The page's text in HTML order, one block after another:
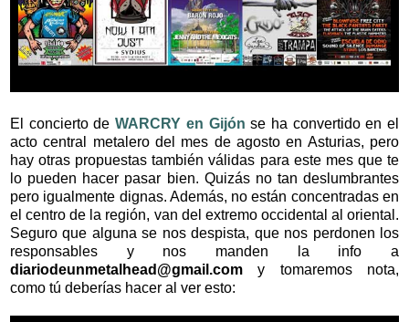
El concierto deWARCRY en Gijón se ha convertido en el
acto central metalero del mes de agosto en Asturias, pero
hay otras propuestas también válidas para este mes que te
lo pueden hacer pasar bien. Quizás no tan deslumbrantes
pero igualmente dignas. Además, no están concentradas en
el centro de la región, van del extremo occidental al oriental.
Seguro que alguna se nos despista, que nos perdonen los
responsables y nos manden la info a
diariodeunmetalhead@gmail.com y tomaremos nota,
como tú deberías hacer al ver esto: